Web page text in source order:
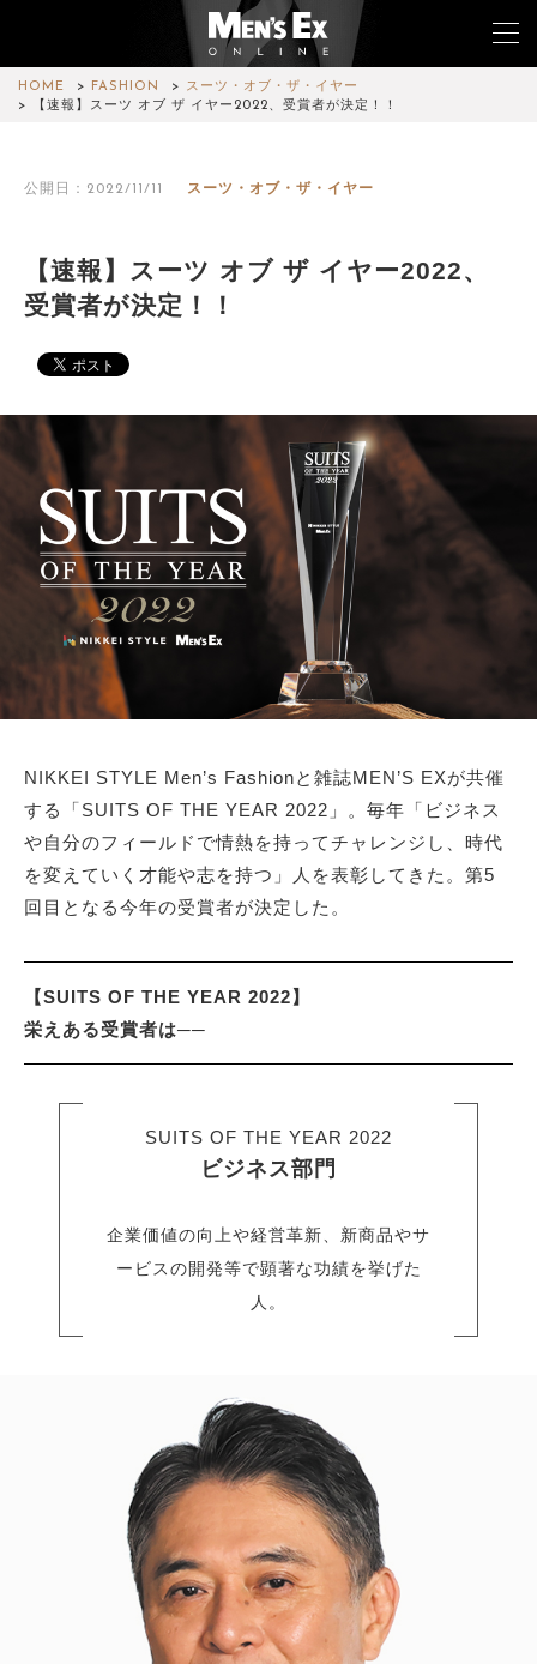
HOME FASHION
スーツ・オブ・ザ・イヤー
【速報】スーツ オブ ザ イヤー2022、受賞者が決定！！
公開日：2022/11/11 スーツ・オブ・ザ・イヤー
【速報】スーツ オブ ザ イヤー2022、
受賞者が決定！！
NIKKEI STYLE Men’s Fashionと雑誌MEN’S EXが共催
する「SUITS OF THE YEAR 2022」。毎年「ビジネス
や自分のフィールドで情熱を持ってチャレンジし、時代
を変えていく才能や志を持つ」人を表彰してきた。第5
回目となる今年の受賞者が決定した。
【SUITS OF THE YEAR 2022】
栄えある受賞者は──
SUITS OF THE YEAR 2022
ビジネス部門
企業価値の向上や経営革新、新商品やサ
ービスの開発等で顕著な功績を挙げた
人。
WATCH
CAR&BIKE
LIFESTYLE
COLUMN
MAGAZINE
ABOUT SITE
サイトマップ